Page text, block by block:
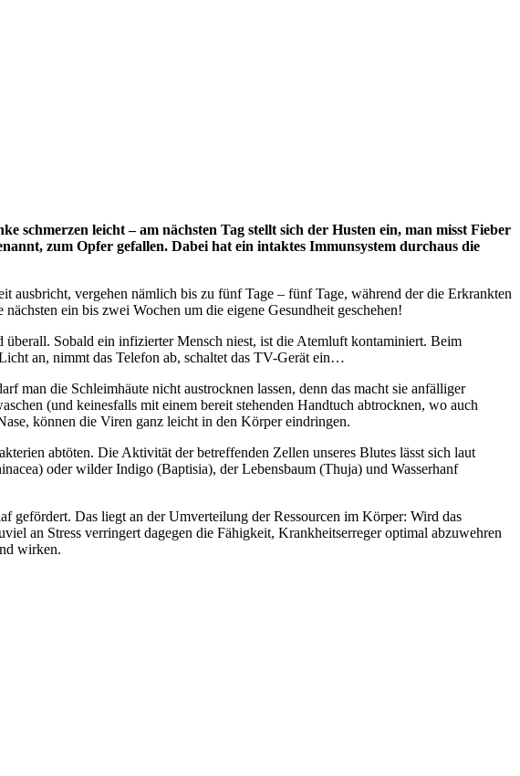
schmerzen leicht – am nächsten Tag stellt sich der Husten ein, man misst Fieber
zum Opfer gefallen. Dabei hat ein intaktes Immunsystem durchaus die
vergehen nämlich bis zu fünf Tage – fünf Tage, während der die Erkrankten
ein bis zwei Wochen um die eigene Gesundheit geschehen!
Sobald ein infizierter Mensch niest, ist die Atemluft kontaminiert. Beim
an, nimmt das Telefon ab, schaltet das TV-Gerät ein…
man die Schleimhäute nicht austrocknen lassen, denn das macht sie anfälliger
(und keinesfalls mit einem bereit stehenden Handtuch abtrocknen, wo auch
können die Viren ganz leicht in den Körper eindringen.
abtöten. Die Aktivität der betreffenden Zellen unseres Blutes lässt sich laut
oder wilder Indigo (Baptisia), der Lebensbaum (Thuja) und Wasserhanf
gefördert. Das liegt an der Umverteilung der Ressourcen im Körper: Wird das
an Stress verringert dagegen die Fähigkeit, Krankheitserreger optimal abzuwehren
wirken.